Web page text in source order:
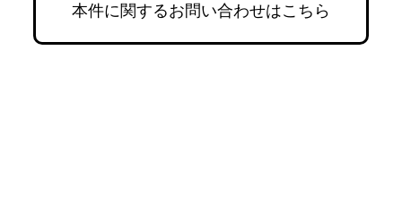
本件に関するお問い合わせはこちら